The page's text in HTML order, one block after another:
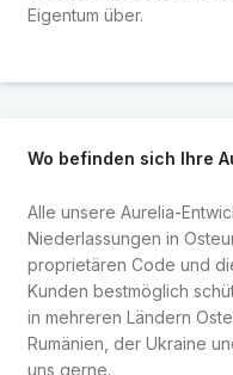
Eigentum über.
Wo befinden sich Ihre
Alle unsere Aurelia-
Niederlassungen in
proprietären Code und
Kunden bestmöglich
in mehreren Ländern
Rumänien, der Ukraine
uns gerne.